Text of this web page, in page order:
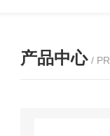
产品中心 /